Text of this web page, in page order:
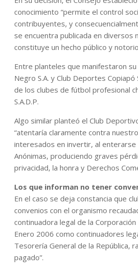
conocimiento “permite el control
contribuyentes, y
se encuentra publicada en
constituye un hecho público y
Entre planteles que manifestaron
Negro S.A. y Club Deportes
de los clubes de fútbol profesional
S.A.D.P.
Algo similar planteó el Club
“atentaría claramente contra
interesados en invertir, al
Anónimas, produciendo graves
privacidad, la honra y Derechos
Los que informan no tener
En el caso se deja constancia que
convenios con el organismo
continuadora legal de la
Enero 2006 como continuadores
Tesorería General de la República,
pagado”.